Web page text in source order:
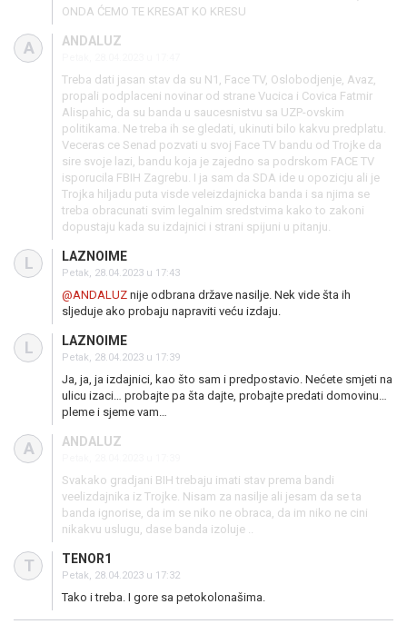
ONDA ĆEMO TE KRESAT KO KRESU
A ANDALUZ
Treba dati jasan stav da su N1, Face TV, Oslobodjenje, Avaz,
propali podplaceni novinar od strane Vucica i Covica Fatmir
Alispahic, da su banda u saucesnistvu sa UZP-ovskim
politikama. Ne treba ih se gledati, ukinuti bilo kakvu predplatu.
Veceras ce Senad pozvati u svoj Face TV bandu od Trojke da
sire svoje lazi, bandu koja je zajedno sa podrskom FACE TV
isporucila FBIH Zagrebu. I ja sam da SDA ide u opozicju ali je
Trojka hiljadu puta visde veleizdajnicka banda i sa njima se
treba obracunati svim legalnim sredstvima kako to zakoni
dopustaju kada su izdajnici i strani spijuni u pitanju.
L LAZNOIME
Petak, 28.04.2023 u 17:43
@ANDALUZ nije odbrana države nasilje. Nek vide šta ih
sljeduje ako probaju napraviti veću izdaju.
L LAZNOIME
Petak, 28.04.2023 u 17:39
Ja, ja, ja izdajnici, kao što sam i predpostavio. Nećete smjeti na
ulicu izaci… probajte pa šta dajte, probajte predati domovinu…
pleme i sjeme vam…
A ANDALUZ
Svakako gradjani BIH trebaju imati stav prema bandi
veelizdajnika iz Trojke. Nisam za nasilje ali jesam da se ta
banda ignorise, da im se niko ne obraca, da im niko ne cini
nikakvu uslugu, dase banda izoluje ..
T TENOR1
Petak, 28.04.2023 u 17:32
Tako i treba. I gore sa petokolonašima.